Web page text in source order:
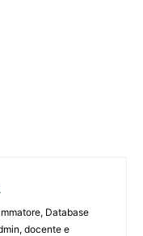
Database
docente e